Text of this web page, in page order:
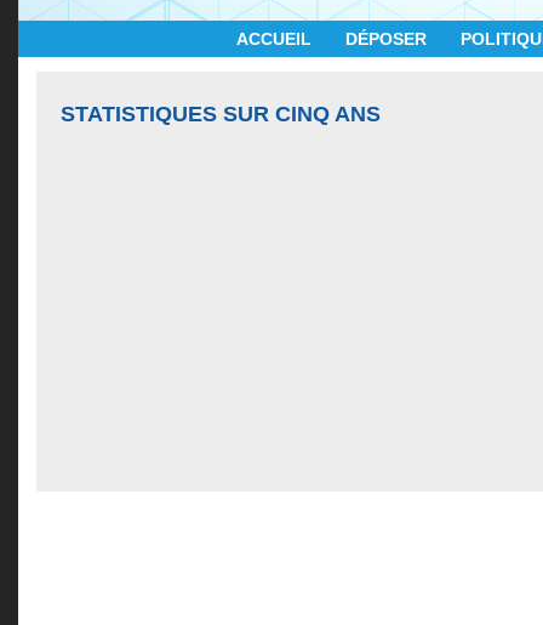
ACCUEIL DÉPOSER
STATISTIQUES SUR CINQ ANS